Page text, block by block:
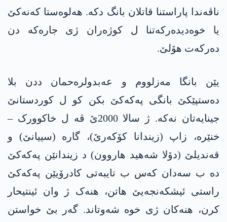
ناڤەندا پاراستنا قاتلان بانگ دکە. هەلوەستا كه‌نه‌كێ
یا خوەدیدەرکەتنا ل کوژەران ژی جارەکە دن
دەرکەت هۆلێ.
یێن بانگا مه‌زلووم و عه‌بدولره‌حمان ددن بلا
دەستپێکێ بانگی په‌كه‌كێ بکن کو ل کوردستانێ
جینایەتان نەکە. ژ سالا 2000ێ ڤە ل خاكوورک –
خنێرە، زاپ (زیندانا کۆکەرێ)، گارە (سییانێ) و
قەندیلێ (دۆلا شەهید هاروون) د زیندانێن په‌كه‌كێ
دە ب سەدان کەس ب تایبەتی کادرۆیێن په‌كه‌كێ
راستی ئیشکەنجەیێ هاتن، هنەک ژ وان ئینتیحار
کرن، هنەکان ژی خوە شه‌وتاند. گەر بێ خواستن